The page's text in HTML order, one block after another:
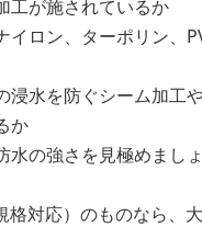
工が施されているか
イロン、ターポリン、
浸水を防ぐシーム加工
か
水の強さを見極めましょ
格対応）のものなら、